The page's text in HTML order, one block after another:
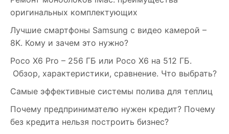
оригинальных комплектующих
Лучшие смартфоны Samsung c видео камерой –
8K. Кому и зачем это нужно?
Poco X6 Pro – 256 ГБ или Poco X6 на 512 ГБ.
Обзор, характеристики, сравнение. Что выбрать?
Самые эффективные системы полива для теплиц
Почему предпринимателю нужен кредит? Почему
без кредита нельзя построить бизнес?